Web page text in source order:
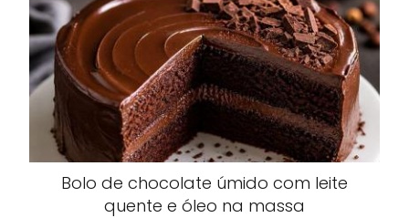
Bolo de chocolate úmido com leite
quente e óleo na massa